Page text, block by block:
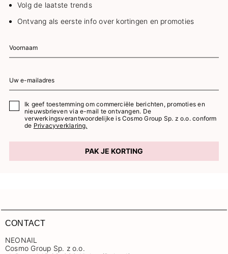
Volg de laatste trends
Ontvang als eerste info over kortingen en promoties
Ik geef toestemming om commerciële berichten, promoties en
nieuwsbrieven via e-mail te ontvangen. De
verwerkingsverantwoordelijke is Cosmo Group Sp. z o.o. conform
de Privacyverklaring.
PAK JE KORTING
CONTACT
NEONAIL
Cosmo Group Sp. z o.o.